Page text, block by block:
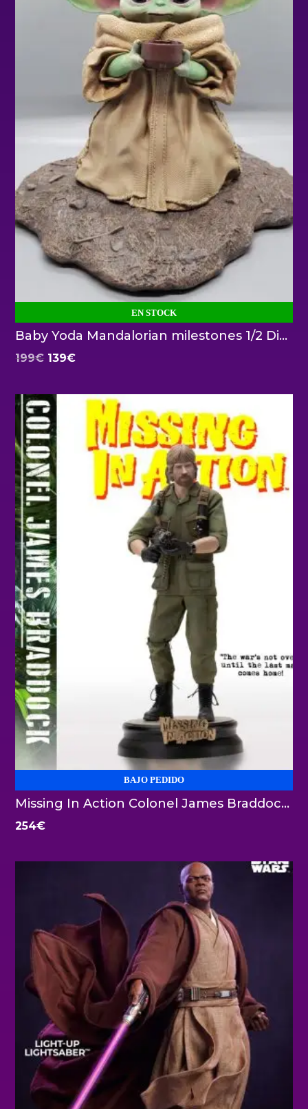
EN STOCK
Baby Yoda Mandalorian milestones 1/2 Diamond Select
199€ El
precio
139€El
precio
BAJO PEDIDO
Missing In Action Colonel James Braddock 1:6 Infinite Statue
254€